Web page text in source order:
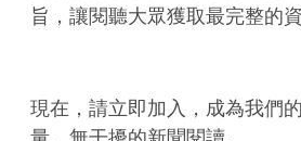
旨，讓閱聽大眾獲取最完整的資
現在，請立即加入，成為我們